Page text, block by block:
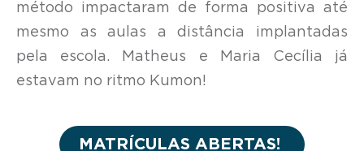
método impactaram de forma positiva até
mesmo as aulas a distância implantadas
pela escola. Matheus e Maria Cecília já
estavam no ritmo Kumon!
MATRÍCULAS ABERTAS!